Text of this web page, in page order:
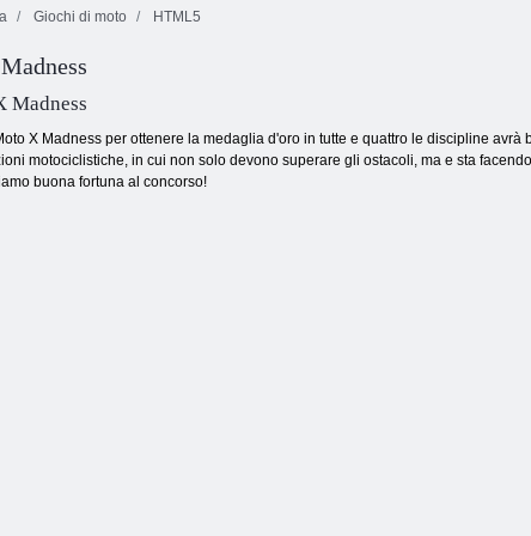
Giochi di moto HTML5
Madness
X Madness per ottenere la medaglia d'oro in tutte e quattro le discipline
motociclistiche, in cui non solo devono superare gli ostacoli, ma e sta
buona fortuna al concorso!